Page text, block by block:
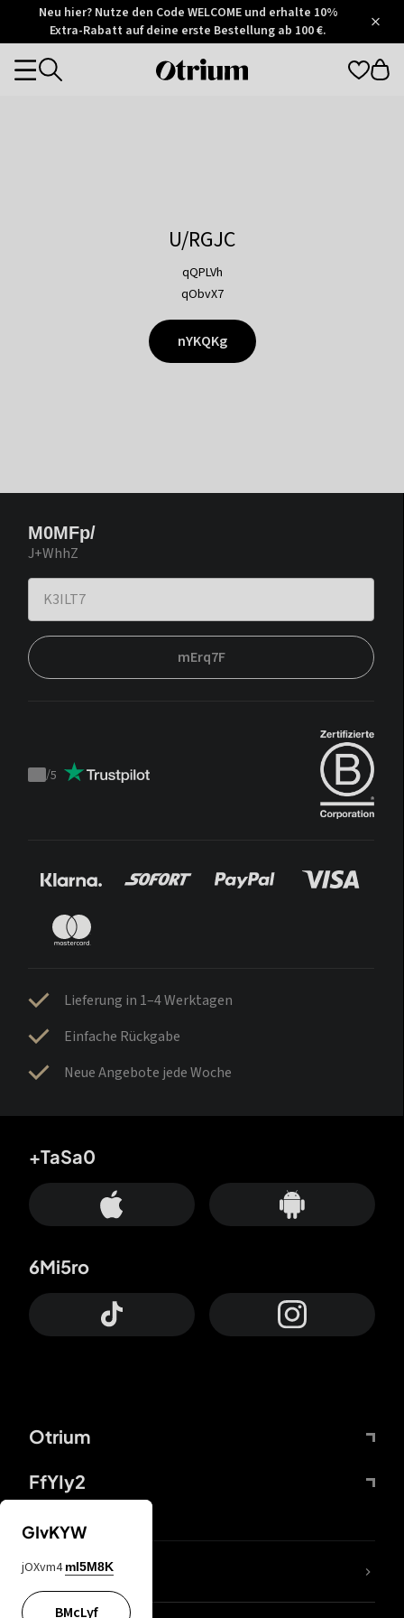
Otrium
Trustpilot
Neu hier? Nutze den Code WELCOME und erhalte 10%
Extra-Rabatt auf deine erste Bestellung ab 100 €.
Otrium
Categories
U/RGJC
qQPLVh
qObvX7
nYKQKg
M0MFp/
J+WhhZ
mErq7F
Trustpilot
/5
Lieferung in 1–4 Werktagen
Einfache Rückgabe
Neue Angebote jede Woche
Otrium
FfYIy2
+TaSa0
6Mi5ro
DDcvSo
GIvKYW
jOXvm4 mI5M8K
BMcLyf